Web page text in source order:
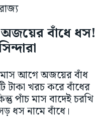
অজয়ের বাঁধে ধস!
মাস আগে অজয়ের বাঁধ
টাকা খরচ করে বাঁধের
পাঁচ মাস বাদেই চরখি
ধস নামে বাঁধে।